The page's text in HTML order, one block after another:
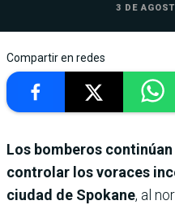
3 DE
Compartir en redes
Los bomberos
controlar los voraces
ciudad de Spokane, al